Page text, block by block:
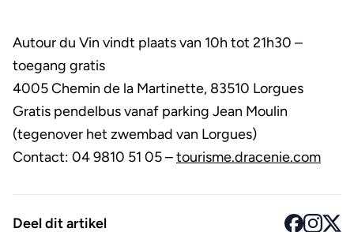
Autour du Vin vindt plaats van 10h tot 21h30 –
toegang gratis
4005 Chemin de la Martinette, 83510 Lorgues
Gratis pendelbus vanaf parking Jean Moulin
(tegenover het zwembad van Lorgues)
Contact: 04 9810 51 05 –tourisme.dracenie.com
Deel dit artikel